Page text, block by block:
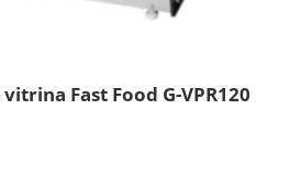
Fast Food G-VPR120